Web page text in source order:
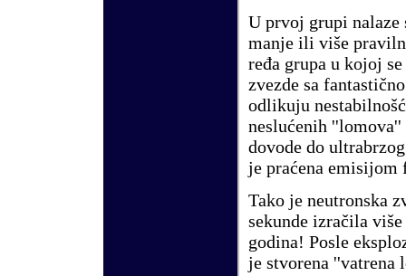
U prvoj grupi nalaze
manje ili više
ređa grupa u kojoj
zvezde sa
odlikuju
neslućenih ''lomova''
dovode do
je praćena emisijom
Tako je neutronska
sekunde izračila
godina! Posle
je stvorena